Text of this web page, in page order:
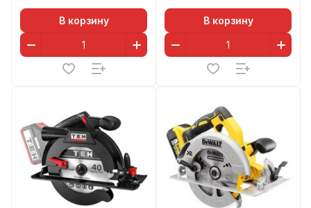
В корзину В корзину